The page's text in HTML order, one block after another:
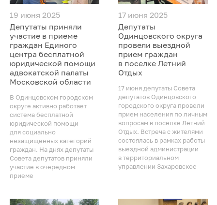
19 июня 2025
Депутаты приняли
участие в приеме
граждан Единого
центра бесплатной
юридической помощи
адвокатской палаты
Московской области
В Одинцовском городском
округе активно работает
система бесплатной
юридической помощи
для социально
незащищенных категорий
граждан. На днях депутаты
Совета депутатов приняли
участие в очередном
приеме
17 июня 2025
Депутаты
Одинцовского округа
провели выездной
прием граждан
в поселке Летний
Отдых
17 июня депутаты Совета
депутатов Одинцовского
городского округа провели
прием населения по личным
вопросам в поселке Летний
Отдых. Встреча с жителями
состоялась в рамках работы
выездной администрации
в территориальном
управлении Захаровское